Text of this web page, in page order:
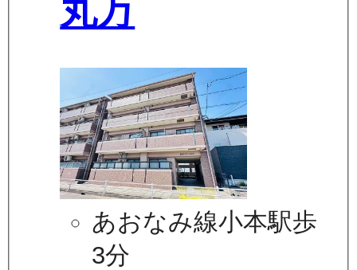
丸万
あおなみ線小本駅歩
3分